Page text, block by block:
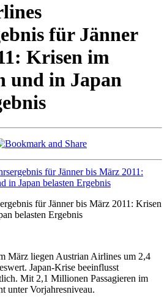
für Jänner
Krisen im
und in Japan
für Jänner bis März 2011: Krisen
belasten Ergebnis
März liegen Austrian Airlines um 2,4
Japan-Krise beeinflusst
Mit 2,1 Millionen Passagieren im
unter Vorjahresniveau.